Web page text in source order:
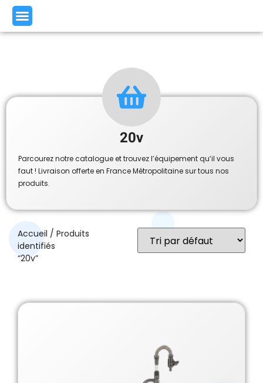
20v
Parcourez notre catalogue et trouvez l’équipement qu’il vous
faut ! Livraison offerte en France Métropolitaine sur tous nos
produits.
Accueil / Produits
identifiés
“20v”